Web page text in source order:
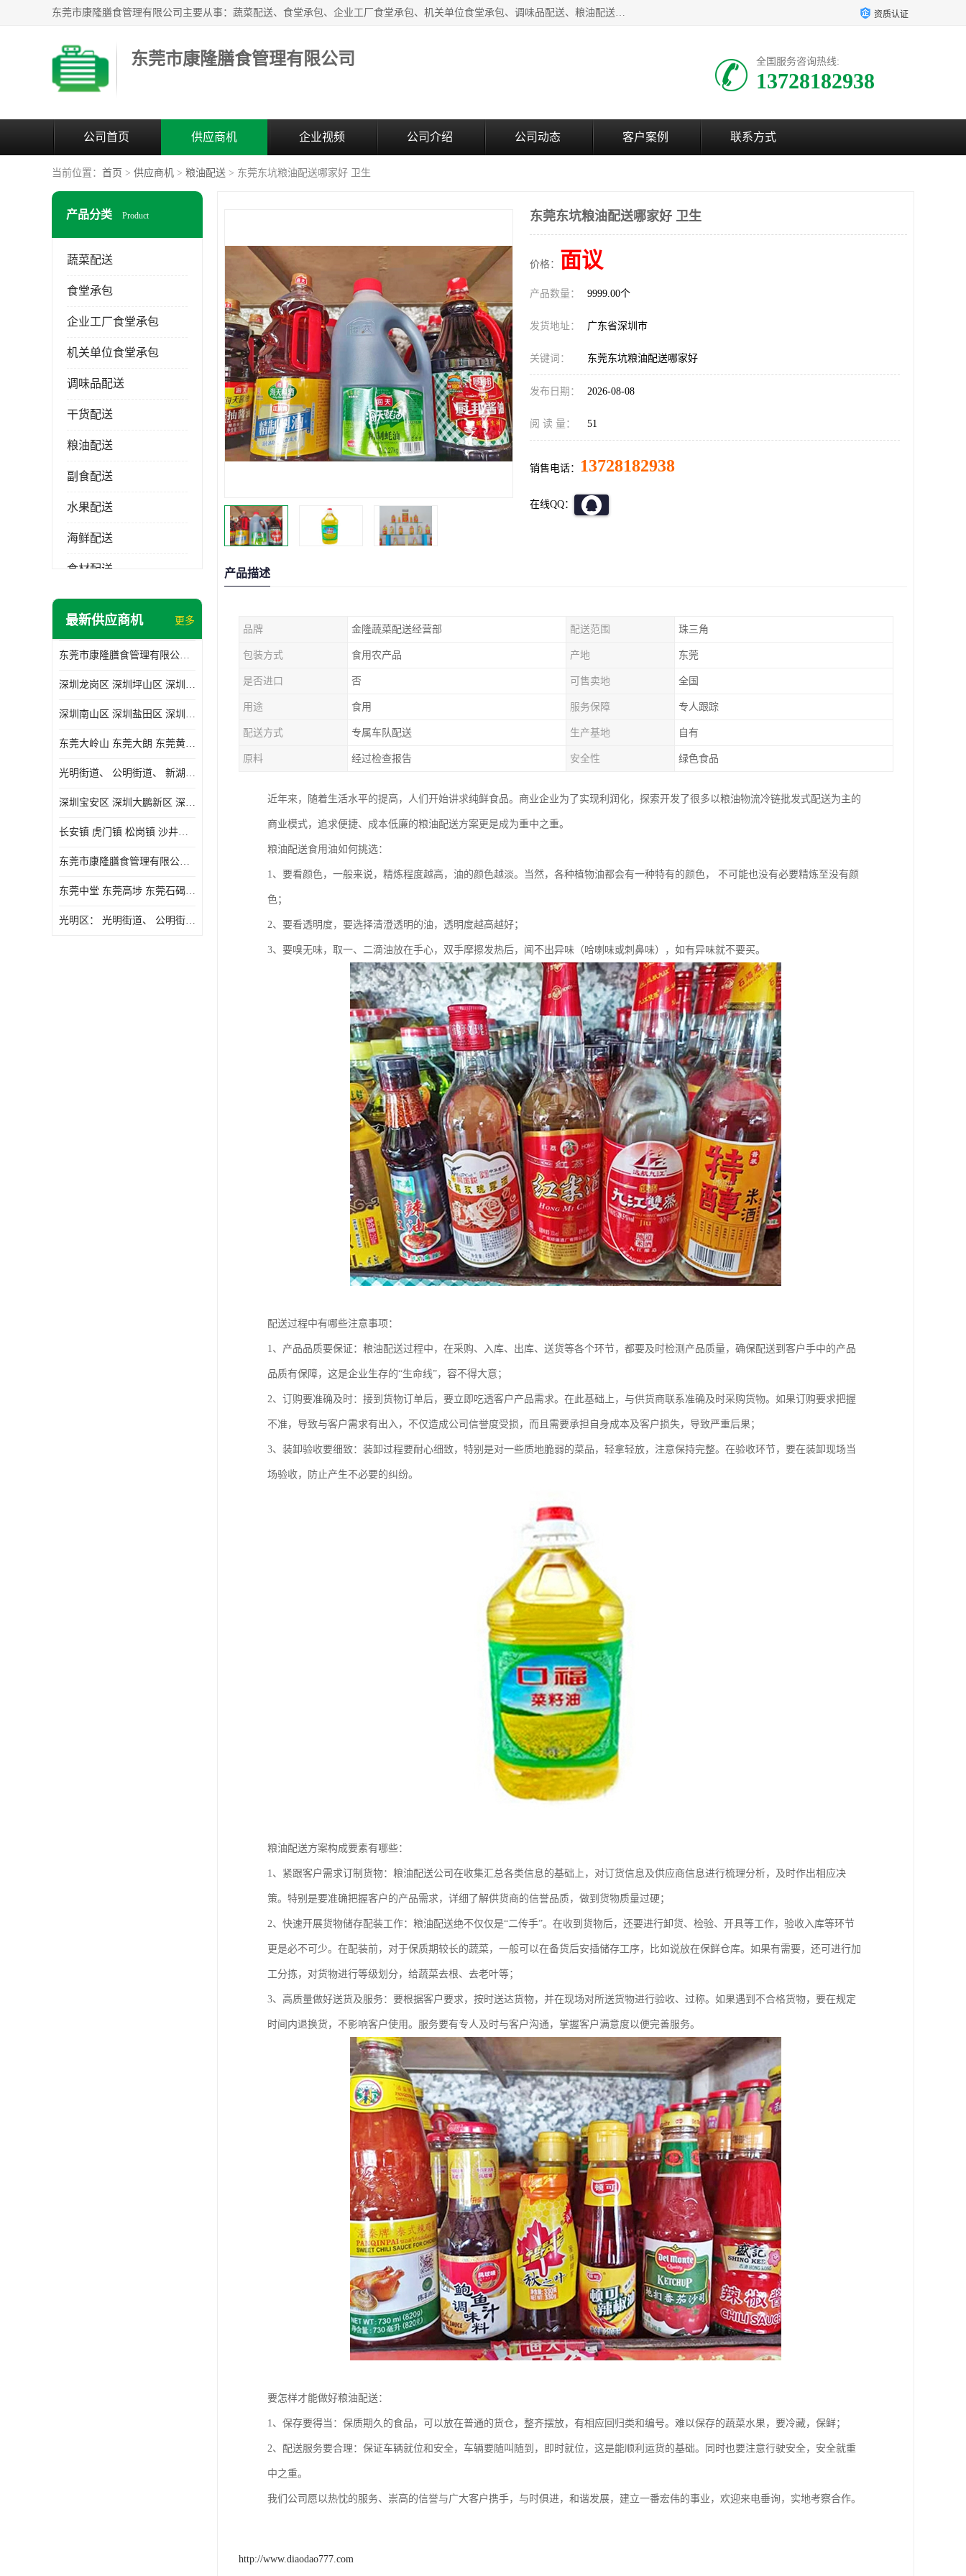
东莞市康隆膳食管理有限公司主要从事：蔬菜配送、食堂承包、企业工厂食堂承包、机关单位食堂承包、调味品配送、粮油配送、干货配送、副食配送、水果配送、海鲜配送等业务，东莞蔬菜配送电话，咨询在线客服。 资质认证
东莞市康隆膳食管理有限公司 全国服务咨询热线:
13728182938
公司首页 供应商机 企业视频 公司介绍 公司动态 客户案例 联系方式
当前位置： 首页 > 供应商机 > 粮油配送 > 东莞东坑粮油配送哪家好 卫生
产品分类 Product
蔬菜配送
食堂承包
企业工厂食堂承包
机关单位食堂承包
调味品配送
干货配送
粮油配送
副食配送
水果配送
海鲜配送
食材配送
最新供应商机 更多
东莞市康隆膳食管理有限公司主要经营蔬菜配送 东莞食堂承包 光明蔬菜配送 深圳市食堂承包 深圳市蔬菜配送等业务 欢迎咨询了解
深圳龙岗区 深圳坪山区 深圳光明区 深圳龙华区
深圳南山区 深圳盐田区 深圳福田区 深圳罗湖区 深圳龙岗区
东莞大岭山 东莞大朗 东莞黄江 东莞樟木头 蔬菜配送
光明街道、 公明街道、 新湖街道、
深圳宝安区 深圳大鹏新区 深圳特别合作区
长安镇 虎门镇 松岗镇 沙井镇 公明镇 莞城街道 南城街道 东城街道 万江街道 石碣镇 石龙镇 茶山镇 石排镇 企石镇 横沥镇
东莞市康隆膳食管理有限公司 长安蔬菜配送 虎门蔬菜配送 大岭山蔬菜配送
东莞中堂 东莞高埗 东莞石碣 东莞望牛墩 东莞洪梅 东莞道滘 东莞石龙镇 东莞石排镇
光明区： 光明街道、 公明街道、 新湖街道、 凤凰街道、 玉塘街道、 马田街道
东莞东坑粮油配送哪家好 卫生
价格： 面议
产品数量： 9999.00个
发货地址： 广东省深圳市
关键词： 东莞东坑粮油配送哪家好
发布日期： 2026-08-08
阅 读 量： 51
销售电话： 13728182938
在线QQ：
产品描述
品牌 金隆蔬菜配送经营部 配送范围 珠三角
包装方式 食用农产品 产地 东莞
是否进口 否 可售卖地 全国
用途 食用 服务保障 专人跟踪
配送方式 专属车队配送 生产基地 自有
原料 经过检查报告 安全性 绿色食品
近年来，随着生活水平的提高，人们开始讲求纯鲜食品。商业企业为了实现利润化，探索开发了很多以粮油物流冷链批发式配送为主的
商业模式，追求便捷、成本低廉的粮油配送方案更是成为重中之重。
粮油配送食用油如何挑选：
1、要看颜色，一般来说，精炼程度越高，油的颜色越淡。当然，各种植物油都会有一种特有的颜色， 不可能也没有必要精炼至没有颜
色；
2、要看透明度，要选择清澄透明的油，透明度越高越好；
3、要嗅无味，取一、二滴油放在手心，双手摩擦发热后，闻不出异味（哈喇味或刺鼻味），如有异味就不要买。
配送过程中有哪些注意事项：
1、产品品质要保证：粮油配送过程中，在采购、入库、出库、送货等各个环节，都要及时检测产品质量，确保配送到客户手中的产品
品质有保障，这是企业生存的“生命线”，容不得大意；
2、订购要准确及时：接到货物订单后，要立即吃透客户产品需求。在此基础上，与供货商联系准确及时采购货物。如果订购要求把握
不准，导致与客户需求有出入，不仅造成公司信誉度受损，而且需要承担自身成本及客户损失，导致严重后果；
3、装卸验收要细致：装卸过程要耐心细致，特别是对一些质地脆弱的菜品，轻拿轻放，注意保持完整。在验收环节，要在装卸现场当
场验收，防止产生不必要的纠纷。
粮油配送方案构成要素有哪些：
1、紧跟客户需求订制货物：粮油配送公司在收集汇总各类信息的基础上，对订货信息及供应商信息进行梳理分析，及时作出相应决
策。特别是要准确把握客户的产品需求，详细了解供货商的信誉品质，做到货物质量过硬；
2、快速开展货物储存配装工作：粮油配送绝不仅仅是“二传手”。在收到货物后，还要进行卸货、检验、开具等工作，验收入库等环节
更是必不可少。在配装前，对于保质期较长的蔬菜，一般可以在备货后安插储存工序，比如说放在保鲜仓库。如果有需要，还可进行加
工分拣，对货物进行等级划分，给蔬菜去根、去老叶等；
3、高质量做好送货及服务：要根据客户要求，按时送达货物，并在现场对所送货物进行验收、过称。如果遇到不合格货物，要在规定
时间内退换货，不影响客户使用。服务要有专人及时与客户沟通，掌握客户满意度以便完善服务。
要怎样才能做好粮油配送：
1、保存要得当：保质期久的食品，可以放在普通的货仓，整齐摆放，有相应回归类和编号。难以保存的蔬菜水果，要冷藏，保鲜；
2、配送服务要合理：保证车辆就位和安全，车辆要随叫随到，即时就位，这是能顺利运货的基础。同时也要注意行驶安全，安全就重
中之重。
我们公司愿以热忱的服务、崇高的信誉与广大客户携手，与时俱进，和谐发展，建立一番宏伟的事业，欢迎来电垂询，实地考察合作。
http://www.diaodao777.com